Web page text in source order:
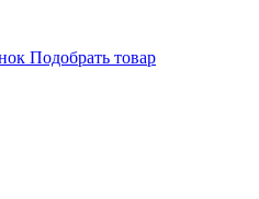
Подобрать товар